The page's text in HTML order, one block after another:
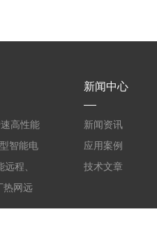
高性能
智能电
程、
系统
网络前
热网远
计算
新闻中心
新闻资讯
应用案例
技术文章